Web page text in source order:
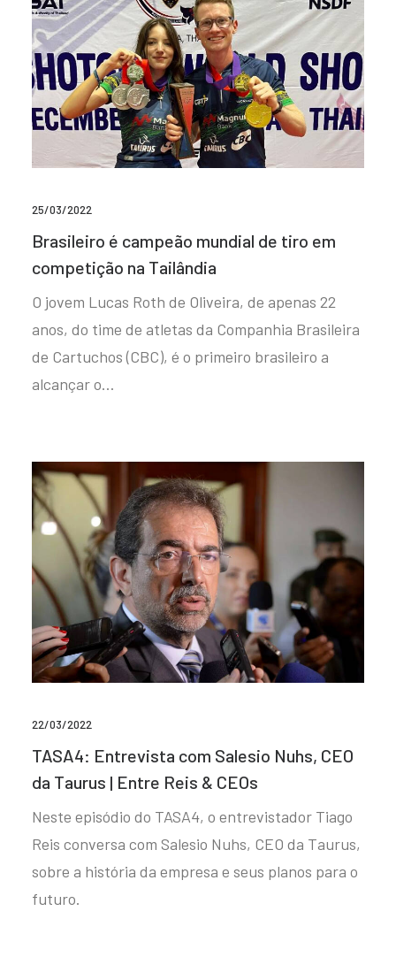
25/03/2022
Brasileiro é campeão mundial de tiro em
competição na Tailândia
O jovem Lucas Roth de Oliveira, de apenas 22
anos, do time de atletas da Companhia Brasileira
de Cartuchos (CBC), é o primeiro brasileiro a
alcançar o…
22/03/2022
TASA4: Entrevista com Salesio Nuhs, CEO
da Taurus | Entre Reis & CEOs
Neste episódio do TASA4, o entrevistador Tiago
Reis conversa com Salesio Nuhs, CEO da Taurus,
sobre a história da empresa e seus planos para o
futuro.